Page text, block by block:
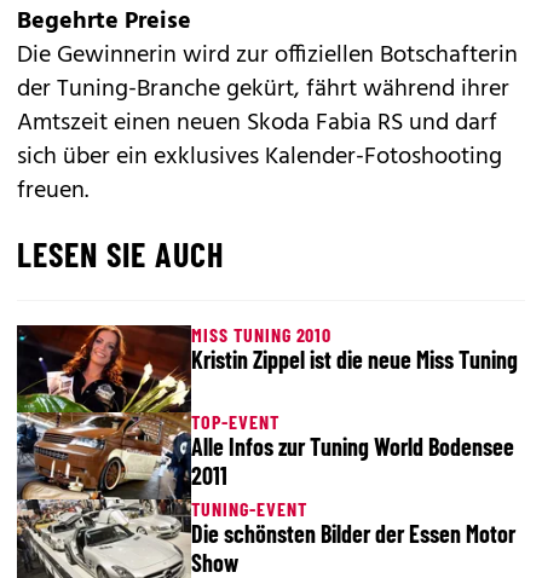
Begehrte Preise
Die Gewinnerin wird zur offiziellen Botschafterin
der Tuning-Branche gekürt, fährt während ihrer
Amtszeit einen neuen Skoda Fabia RS und darf
sich über ein exklusives Kalender-Fotoshooting
freuen.
LESEN SIE AUCH
MISS TUNING 2010
Kristin Zippel ist die neue Miss Tuning
TOP-EVENT
Alle Infos zur Tuning World Bodensee
2011
TUNING-EVENT
Die schönsten Bilder der Essen Motor
Show